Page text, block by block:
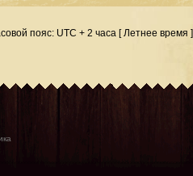
пояс: UTC + 2 часа [ Летнее время ]